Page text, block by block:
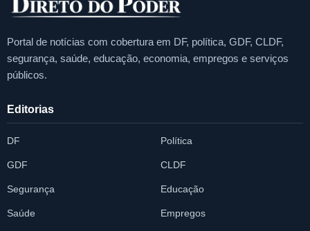
Portal de notícias com cobertura em DF, política, GDF, CLDF,
segurança, saúde, educação, economia, empregos e serviços
públicos.
Editorias
DF Política
GDF CLDF
Segurança Educação
Saúde Empregos